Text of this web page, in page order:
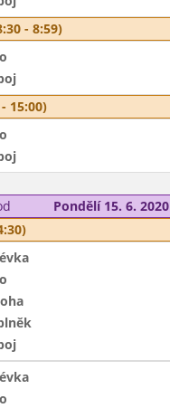
- 8:59)
15:00)
Pondělí 15. 6. 2020